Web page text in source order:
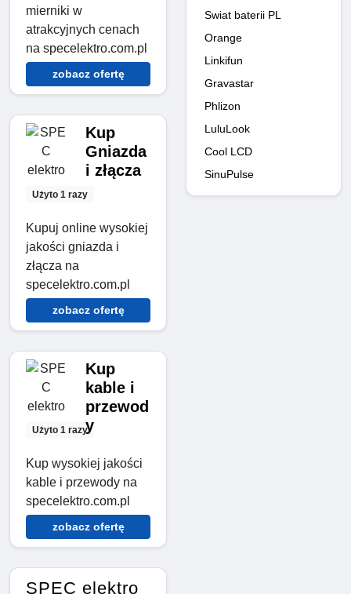
mierniki w
atrakcyjnych cenach
na specelektro.com.pl
zobacz ofertę
Użyto 1 razy
Kup
Gniazda
i złącza
Kupuj online wysokiej
jakości gniazda i
złącza na
specelektro.com.pl
zobacz ofertę
Użyto 1 razy
Kup
kable i
przewod
y
Kup wysokiej jakości
kable i przewody na
specelektro.com.pl
zobacz ofertę
SPEC elektro
Swiat baterii PL
Orange
Linkifun
Gravastar
Phlizon
LuluLook
Cool LCD
SinuPulse